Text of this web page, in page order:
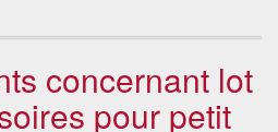
concernant lot
pour petit